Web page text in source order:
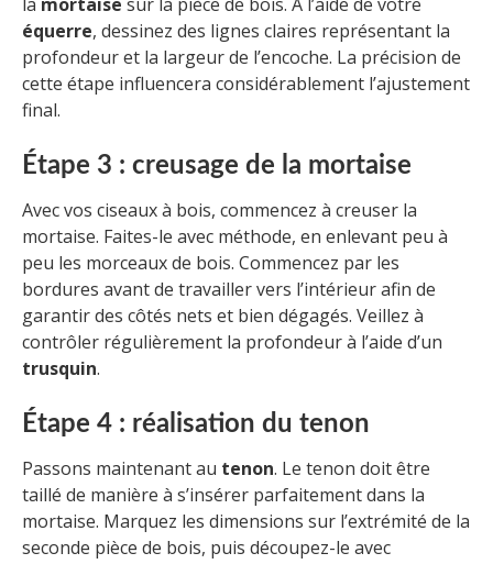
équerre, dessinez des lignes claires représentant la
profondeur et la largeur de l’encoche. La précision de
cette étape influencera considérablement l’ajustement
final.
Étape 3 : creusage de la mortaise
Avec vos ciseaux à bois, commencez à creuser la
mortaise. Faites-le avec méthode, en enlevant peu à
peu les morceaux de bois. Commencez par les
bordures avant de travailler vers l’intérieur afin de
garantir des côtés nets et bien dégagés. Veillez à
contrôler régulièrement la profondeur à l’aide d’un
trusquin.
Étape 4 : réalisation du tenon
Passons maintenant au tenon. Le tenon doit être
taillé de manière à s’insérer parfaitement dans la
mortaise. Marquez les dimensions sur l’extrémité de la
seconde pièce de bois, puis découpez-le avec